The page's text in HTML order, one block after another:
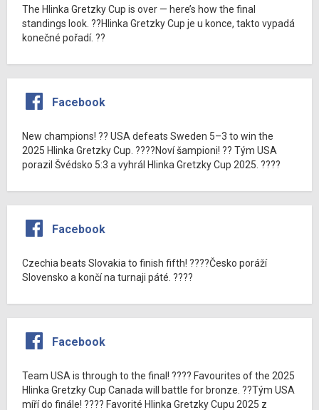
The Hlinka Gretzky Cup is over — here’s how the final
standings look. ??Hlinka Gretzky Cup je u konce, takto vypadá
konečné pořadí. ??
Facebook
New champions! ?? USA defeats Sweden 5–3 to win the
2025 Hlinka Gretzky Cup. ????Noví šampioni! ?? Tým USA
porazil Švédsko 5:3 a vyhrál Hlinka Gretzky Cup 2025. ????
Facebook
Czechia beats Slovakia to finish fifth! ????Česko poráží
Slovensko a končí na turnaji páté. ????
Facebook
Team USA is through to the final! ???? Favourites of the 2025
Hlinka Gretzky Cup Canada will battle for bronze. ??Tým USA
míří do finále! ???? Favorité Hlinka Gretzky Cupu 2025 z